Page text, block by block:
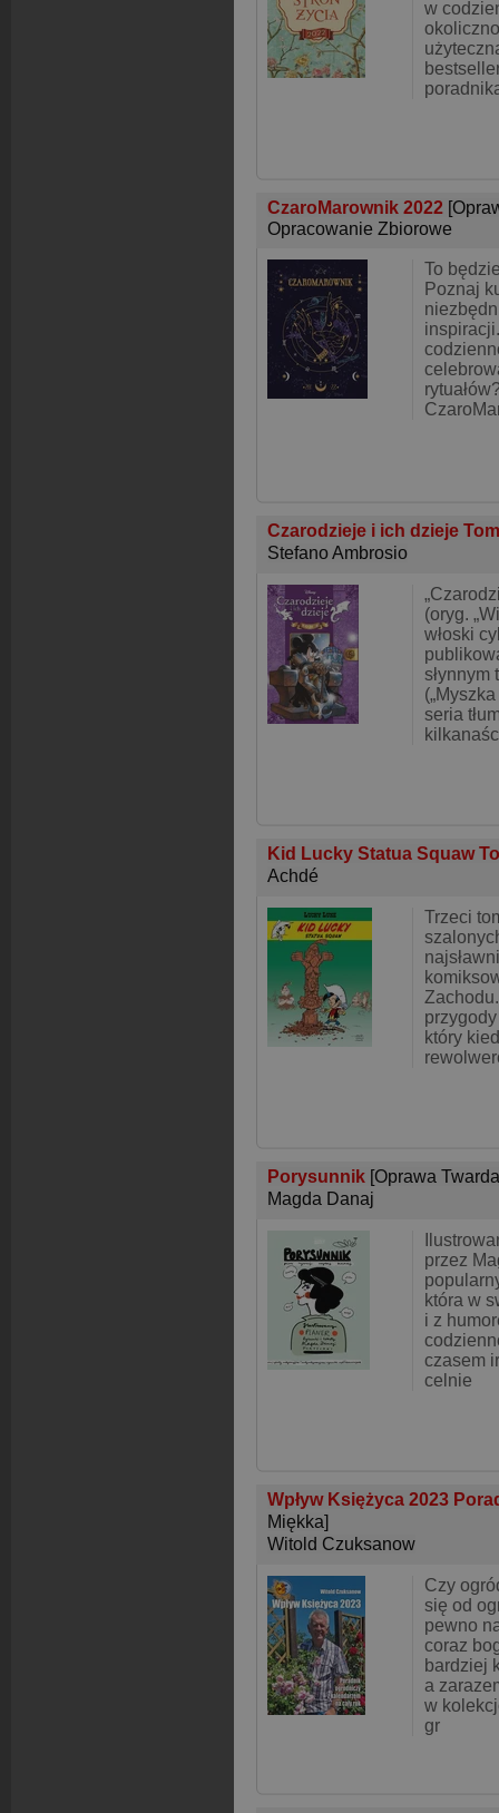
w
CzaroMarownik 2022
Opracowanie Zbiorowe
To
Poznaj
Czarodzieje i ich dzieje
Stefano Ambrosio
(oryg.
włoski
słynnym
seria
Kid Lucky Statua Squaw
Achdé
Trzeci
który
Porysunnik [Oprawa
Magda Danaj
przez
która w
i z
czasem
celnie
Wpływ Księżyca 2023
Miękka]
Witold Czuksanow
Czy
się od
pewno
coraz
bardziej
a
w
gr